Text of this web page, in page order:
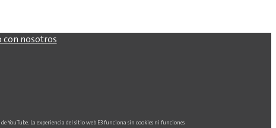
con nosotros
YouTube. La experiencia del sitio web E3 funciona sin cookies ni funciones